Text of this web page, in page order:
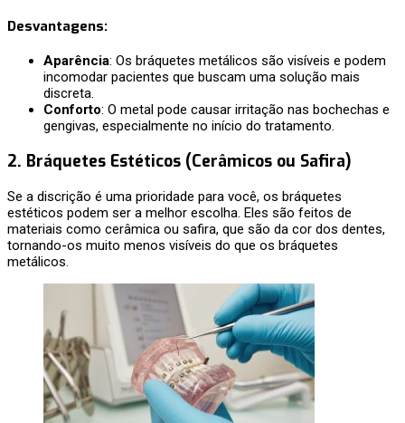
Desvantagens:
Aparência: Os bráquetes metálicos são visíveis e podem
incomodar pacientes que buscam uma solução mais
discreta.
Conforto: O metal pode causar irritação nas bochechas e
gengivas, especialmente no início do tratamento.
2. Bráquetes Estéticos (Cerâmicos ou Safira)
Se a discrição é uma prioridade para você, os bráquetes
estéticos podem ser a melhor escolha. Eles são feitos de
materiais como cerâmica ou safira, que são da cor dos dentes,
tornando-os muito menos visíveis do que os bráquetes
metálicos.